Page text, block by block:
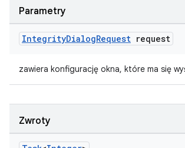
Parametry
IntegrityDialogRequest request
zawiera konfigurację okna, które ma się
Zwroty